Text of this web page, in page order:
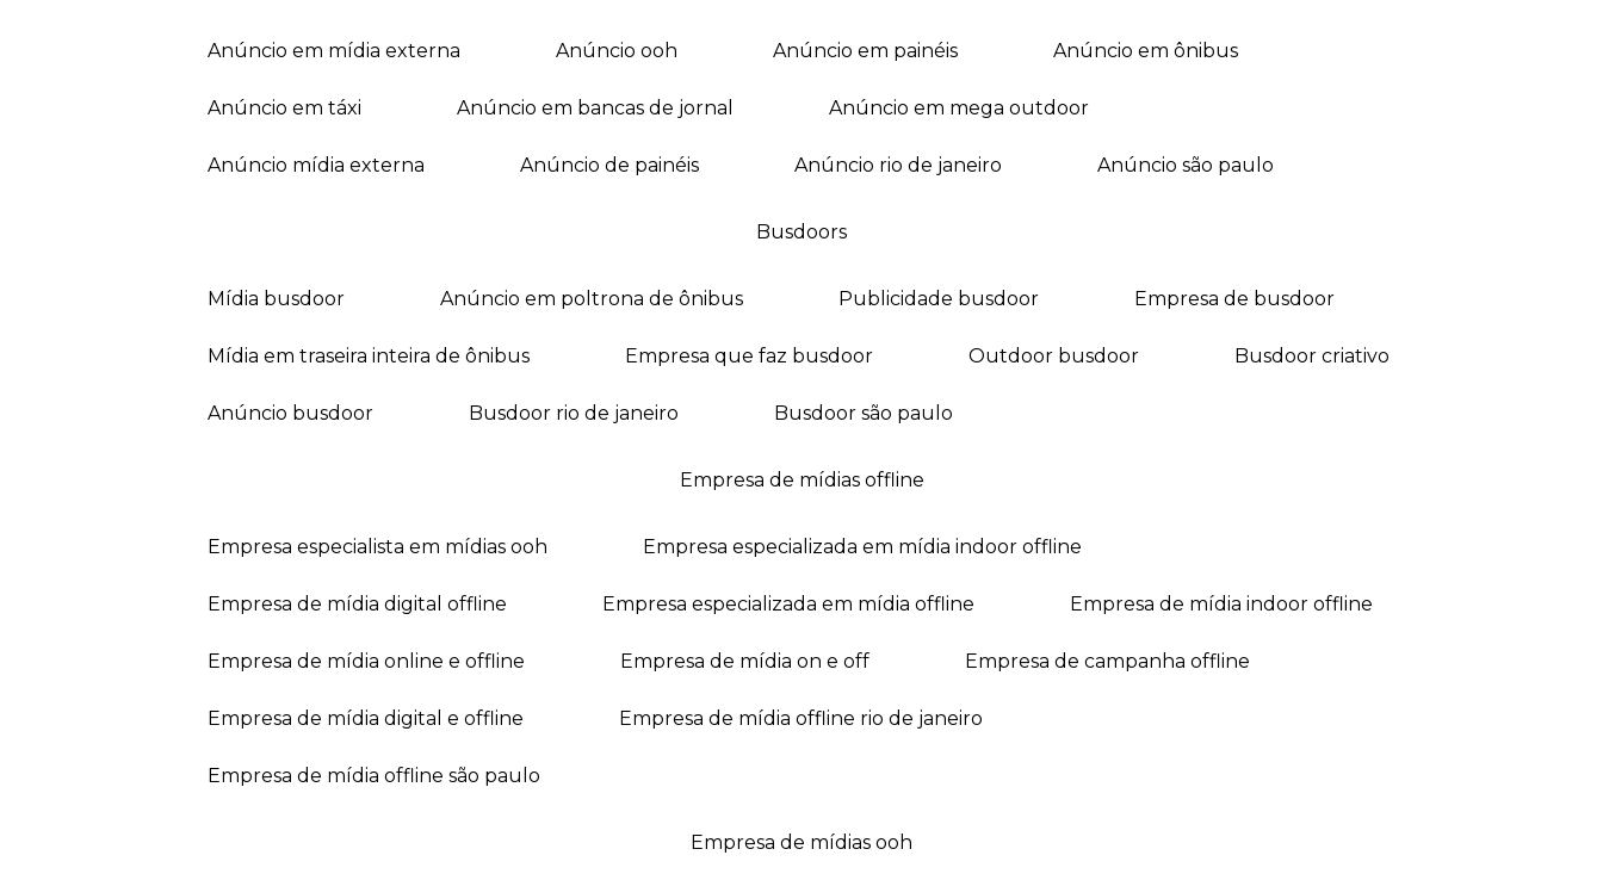
anúncio em mídia externa anúncio ooh anúncio em painéis anúncio em ônibus
anúncio em táxi anúncio em bancas de jornal anúncio em mega outdoor
anúncio mídia externa anúncio de painéis anúncio rio de janeiro anúncio são paulo
busdoors
mídia busdoor anúncio em poltrona de ônibus publicidade busdoor empresa de busdoor
mídia em traseira inteira de ônibus empresa que faz busdoor outdoor busdoor busdoor criativo
anúncio busdoor busdoor rio de janeiro busdoor são paulo
empresa de mídias offline
empresa especialista em mídias ooh empresa especializada em mídia indoor offline
empresa de mídia digital offline empresa especializada em mídia offline empresa de mídia indoor offline
empresa de mídia online e offline empresa de mídia on e off empresa de campanha offline
empresa de mídia digital e offline empresa de mídia offline rio de janeiro
empresa de mídia offline são paulo
empresa de mídias ooh